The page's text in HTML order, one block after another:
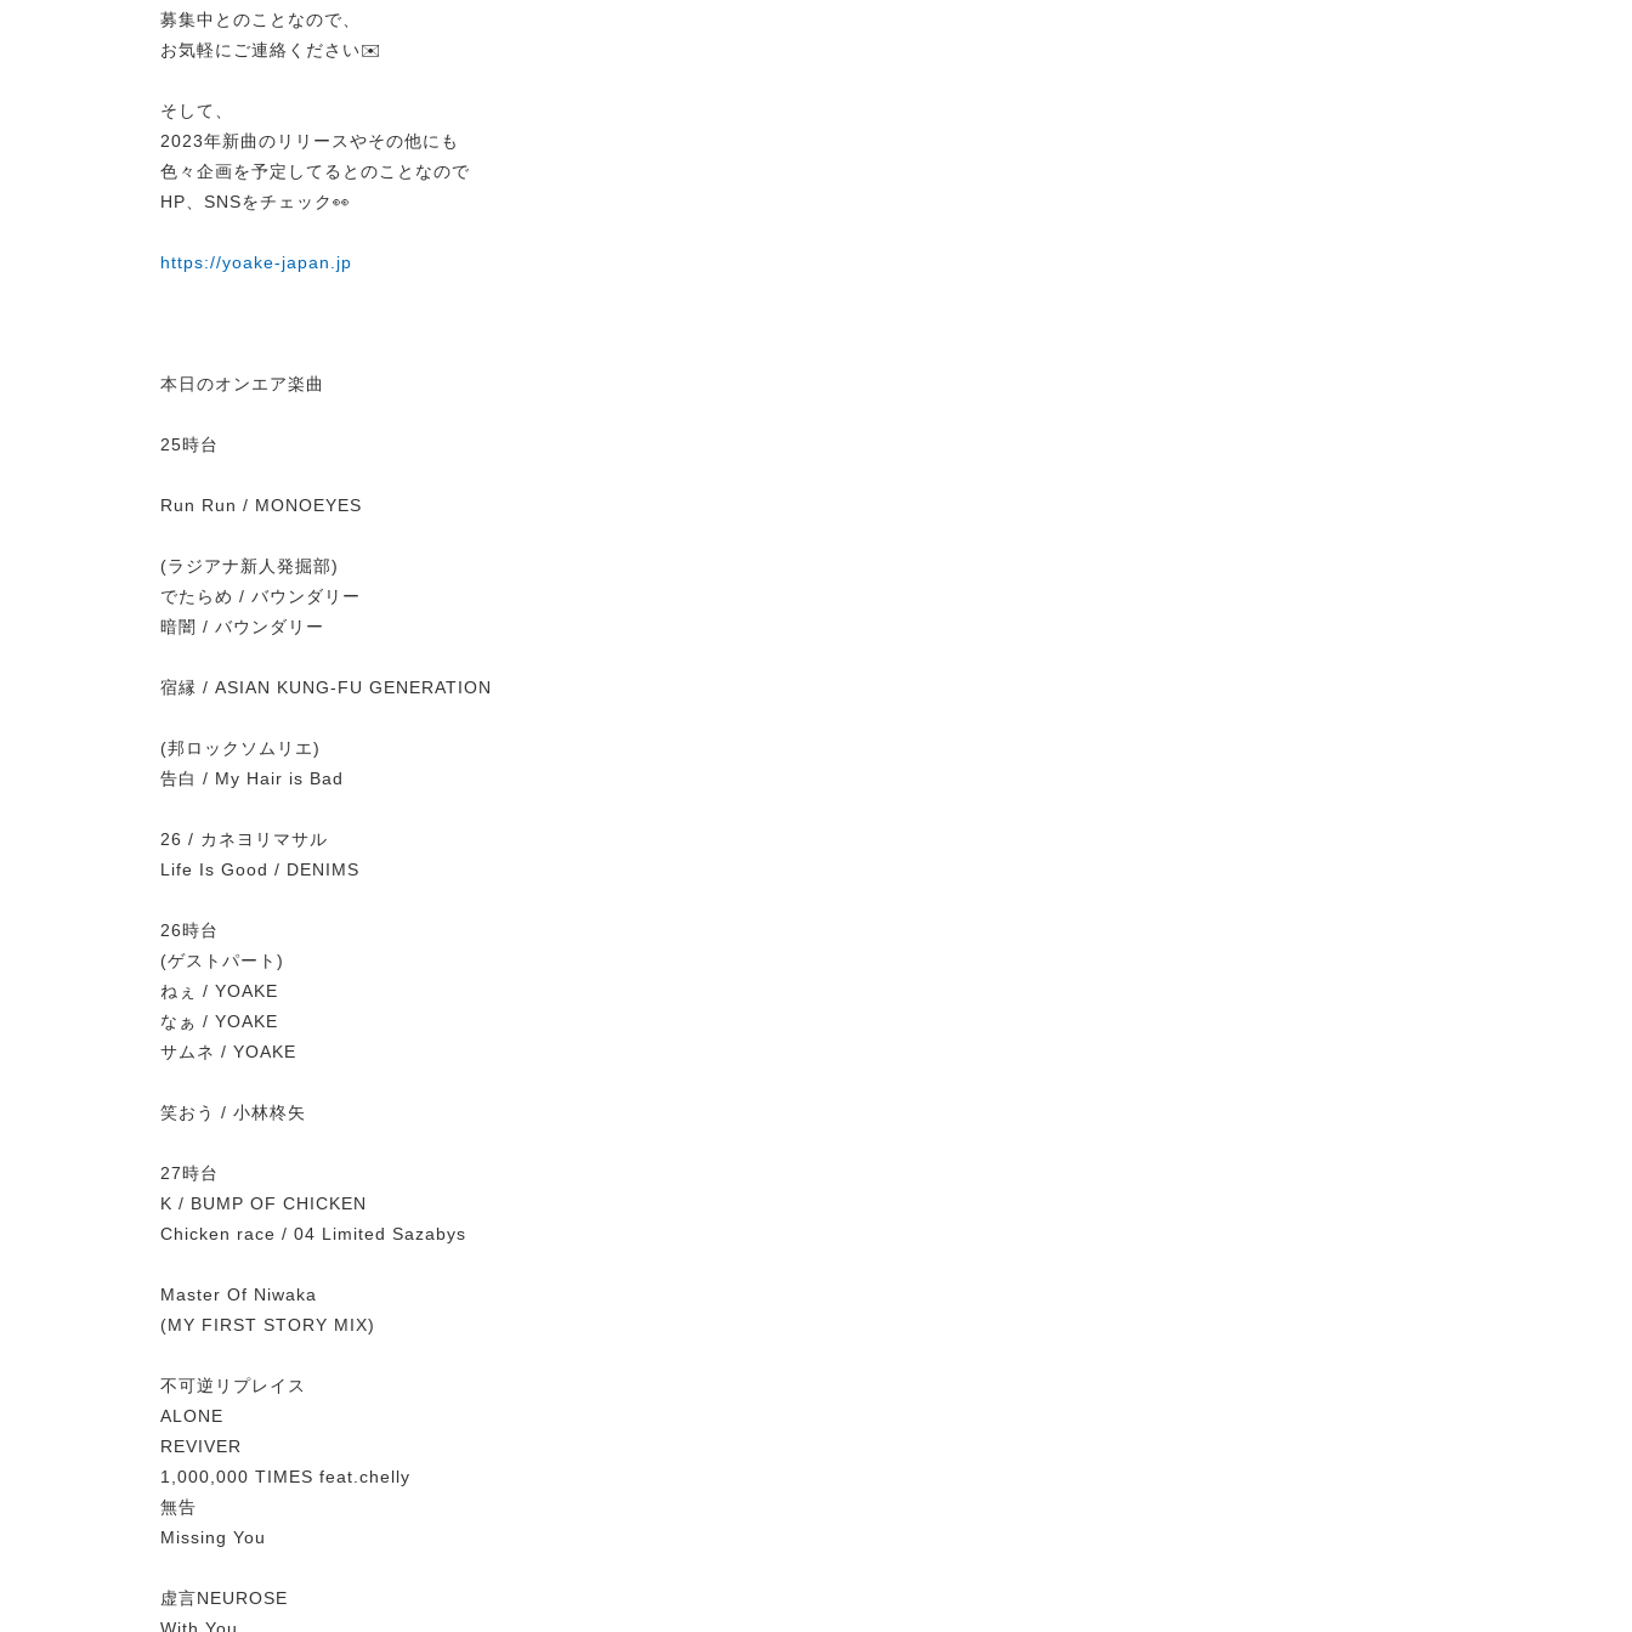
募集中とのことなので、
お気軽にご連絡ください✉️
そして、
2023年新曲のリリースやその他にも
色々企画を予定してるとのことなので
HP、SNSをチェック👀
https://yoake-japan.jp
本日のオンエア楽曲
25時台
Run Run / MONOEYES
(ラジアナ新人発掘部)
でたらめ / バウンダリー
暗闇 / バウンダリー
宿縁 / ASIAN KUNG-FU GENERATION
(邦ロックソムリエ)
告白 / My Hair is Bad
26 / カネヨリマサル
Life Is Good / DENIMS
26時台
(ゲストパート)
ねぇ / YOAKE
なぁ / YOAKE
サムネ / YOAKE
笑おう / 小林柊矢
27時台
K / BUMP OF CHICKEN
Chicken race / 04 Limited Sazabys
Master Of Niwaka
(MY FIRST STORY MIX)
不可逆リプレイス
ALONE
REVIVER
1,000,000 TIMES feat.chelly
無告
Missing You
虚言NEUROSE